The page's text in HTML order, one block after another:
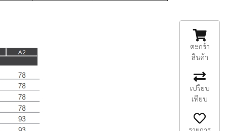
ตะกร้า
สินค้า
เปรียบ
เทียบ